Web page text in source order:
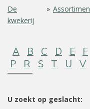
De
kwekerij
»
A B C D E F
P
R S T U V
U zoekt op geslacht: